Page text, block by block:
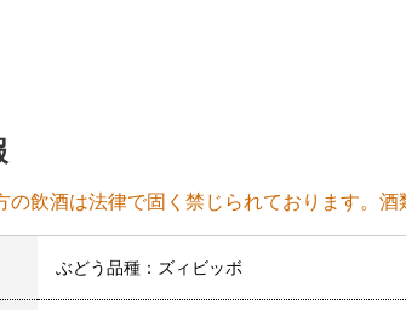
の飲酒は法律で固く禁じられております。
ぶどう品種：ズィビッボ